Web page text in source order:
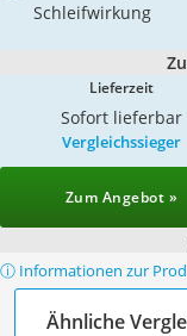
Schleifwirkung
Lieferzeit
Sofort lieferbar
Vergleichssieger
Zum Angebot »
ⓘ Informationen zur
Ähnliche